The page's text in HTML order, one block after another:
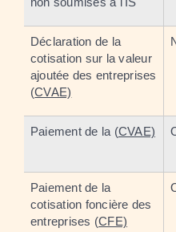
Déclaration de la
cotisation sur la valeur
ajoutée des entreprises
(CVAE)
Paiement de la (CVAE)
Paiement de la
cotisation foncière des
entreprises (CFE)